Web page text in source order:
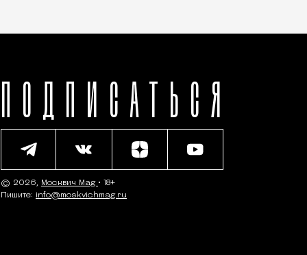
ПОДПИСАТЬСЯ
© 2026, Москвич Mag • 18+
Пишите: info@moskvichmag.ru